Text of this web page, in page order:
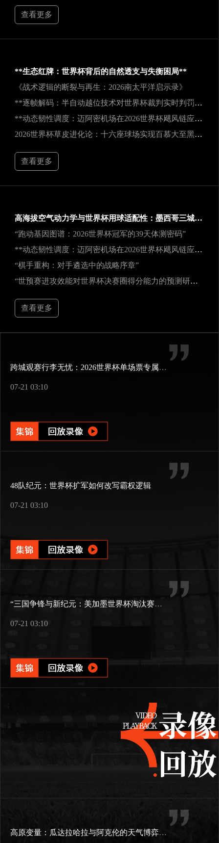
查看更多
**生态红牌：世界杯背后的自然透支与失衡困局**
《战术逻辑的断裂与再生：2026南太平洋启示录》
**逐帧解码：半自动越位技术对世界杯裁判实时判罚决策的重塑**
**动态韧性调度：迈阿密机场在2026世界杯飓风链应急中的中枢重构**
2026世界杯草皮进化论：十六座球场实现百慕大至黑麦草的生态跃迁
查看更多
高海拔空气动力学与世界杯用球适配性：墨西哥三城实地验证研究
“跑动基因图谱：2026世界杯冠军的39天体测密码”
**动态韧性调度：迈阿密机场在2026世界杯飓风链应急中的中枢重构**
“棋手重构：对手遴选中的战略序章”
“世预赛进攻效能对世界杯决赛圈得分能力的预测研究——以2026年美加墨世界杯为例”
查看更多
跨城观赛行李无忧：2026世界杯单场票专属行李“门到门”跨城速达方案
07-21 03:10
48队纪元：世界杯扩军如何改写霸权逻辑
07-21 03:10
“三国争锋与新纪元：美加墨世界杯淘汰赛版图重构”
07-21 03:10
高原变量：瓜达拉哈拉与阿克伦的天气博弈如何重塑2026世界杯战术逻辑